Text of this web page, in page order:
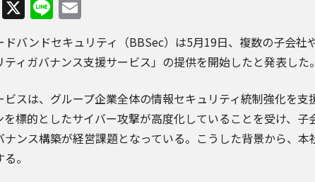
X LineEmail
ドバンドセキュリティ（BBSec）は5月19日、複数の子会
ティガバナンス支援サービス」の提供を開始したと発表した。
ビスは、グループ企業全体の情報セキュリティ統制強化を
を標的としたサイバー攻撃が高度化していることを受け、
ナンス構築が経営課題となっている。こうした背景から、
。